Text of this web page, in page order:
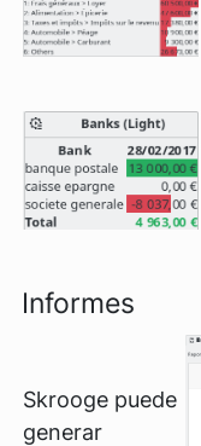
Informes
Skrooge puede
generar